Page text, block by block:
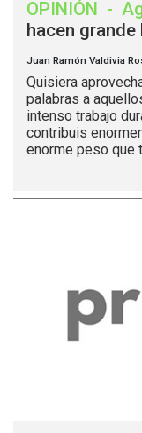
OPINIÓN -
hacen grande
Juan Ramón Valdivia
Quisiera
palabras a
intenso trabajo
contribuis
enorme peso que